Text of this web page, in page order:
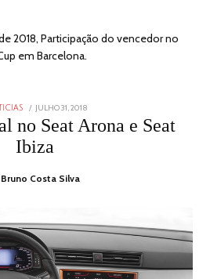
2018, Participação do vencedor no
em Barcelona.
POSTED
ON
JULHO 31, 2018
2018
no Seat Arona e Seat
Ibiza
Bruno Costa Silva